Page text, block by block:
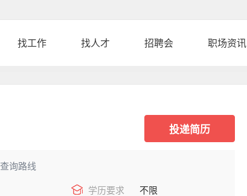
找工作 找人才 招聘会 职场资讯
查询路线
学历要求 不限